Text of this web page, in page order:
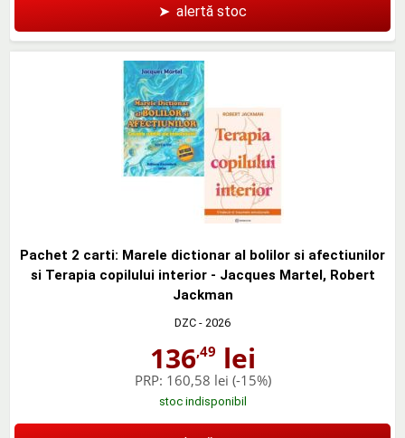
➤ alertă stoc
Pachet 2 carti: Marele dictionar al bolilor si afectiunilor
si Terapia copilului interior - Jacques Martel, Robert
Jackman
DZC - 2026
136,49 lei
PRP: 160,58 lei (-15%)
stoc indisponibil